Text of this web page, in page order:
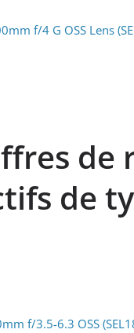
f/4 G OSS Lens
de
de
f/3.5-6.3 OSS